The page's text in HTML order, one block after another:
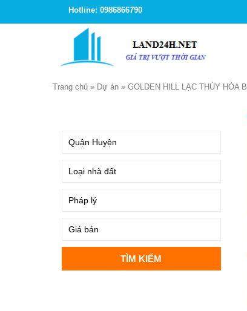
Hotline: 0986866790
Trang chủ » Dự án » GOLDEN HILL LẠC THỦY HÒA